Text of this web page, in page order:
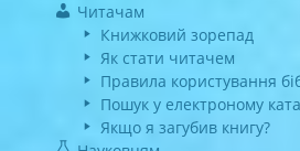
Читачам
Книжковий зорепад
Як стати читачем
Правила користування
Пошук у електроному
Якщо я загубив книгу?